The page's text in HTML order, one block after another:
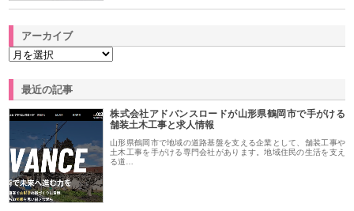
アーカイブ
最近の記事
株式会社アドバンスロードが山形県鶴岡市で手がける
舗装土木工事と求人情報
山形県鶴岡市で地域の道路基盤を支える企業として、舗装工事や
土木工事を手がける専門会社があります。地域住民の生活を支え
る道…